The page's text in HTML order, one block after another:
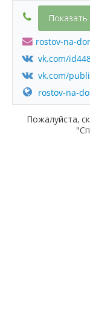
rostov-na-
vk.com/
vk.com/
rostov-na-
Пожалуйста,